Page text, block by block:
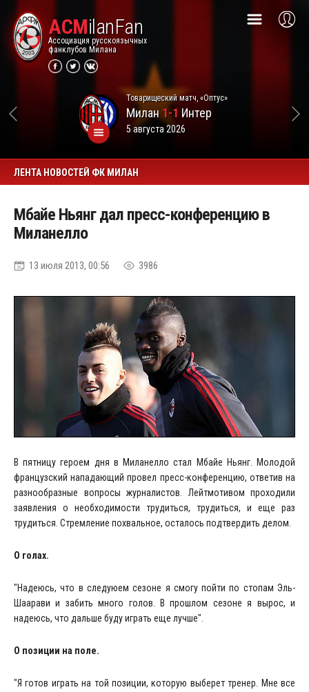
ACMilanFan
Ассоциация русскоязычных
фанклубов Милана
Товарищеский матч, «Оптус»
Милан1-1 Интер
5 августа 2026
ЛЕНТА НОВОСТЕЙ ФК МИЛАН
Мбайе Ньянг дал пресс-конференцию в
Миланелло
13 июля 2013, 00:56 3986
В пятницу героем дня в Миланелло стал Мбайе Ньянг. Молодой
французский нападающий провел пресс-конференцию, ответив на
разнообразные вопросы журналистов. Лейтмотивом проходили
заявления о необходимости трудиться, трудиться, и еще раз
трудиться. Стремление похвальное, осталось подтвердить делом.
О голах.
"Надеюсь, что в следуюем сезоне я смогу пойти по стопам Эль-
Шаарави и забить много голов. В прошлом сезоне я вырос, и
надеюсь, что дальше буду играть еще лучше".
О позиции на поле.
"Я готов играть на той позиции, которую выберет тренер. Мне все